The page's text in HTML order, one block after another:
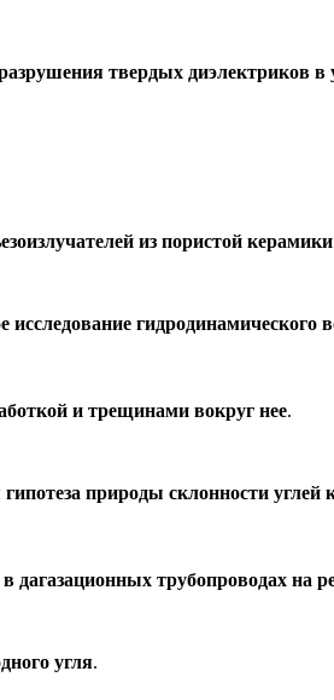
твердых диэлектриков в
из пористой керамики
исследование
и трещинами вокруг нее.
природы склонности
дагазационных трубопроводах на
угля.